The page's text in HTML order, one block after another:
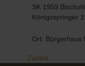
SK 1959
Königsspringer
Ort: Bürgerhaus
Zurück